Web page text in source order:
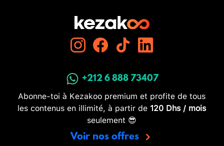
+212 6 888 73407
Abonne-toi à Kezakoo premium et profite de tous
les contenus en illimité, à partir de 120 Dhs / mois
seulement 😎
Voir nos offres